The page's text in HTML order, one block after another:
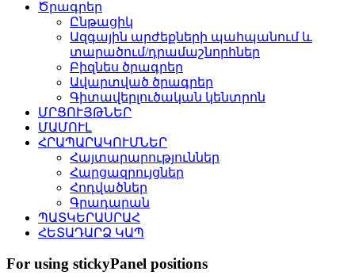
Ծրագրեր
Ընթացիկ
Ազգային արժեքների պահպանում և
տարածում/դրամաշնորհներ
Բիզնես ծրագրեր
Ավարտված ծրագրեր
Գիտավերլուծական կենտրոն
ՄՐՑՈՒՅԹՆԵՐ
ՄԱՄՈՒԼ
ՀՐԱՊԱՐԱԿՈՒՄՆԵՐ
Հայտարարություններ
Հարցազրույցներ
Հոդվածներ
Գրադարան
ՊԱՏԿԵՐԱՍՐԱՀ
ՀԵՏԱԴԱՐՁ ԿԱՊ
For using stickyPanel positions